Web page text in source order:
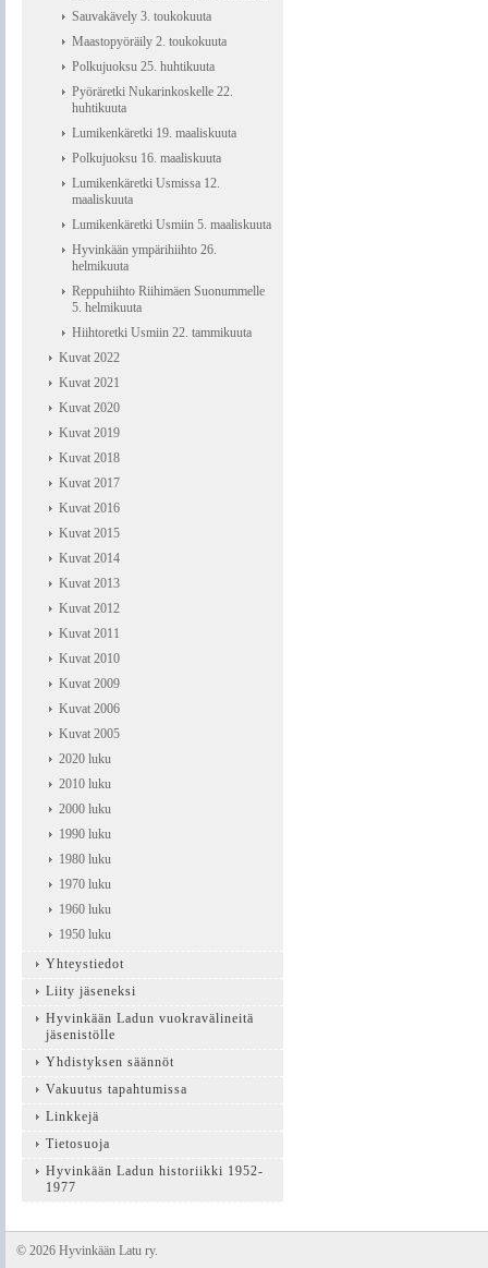
Sauvakävely 3. toukokuuta
Maastopyöräily 2. toukokuuta
Polkujuoksu 25. huhtikuuta
Pyöräretki Nukarinkoskelle 22.
huhtikuuta
Lumikenkäretki 19. maaliskuuta
Polkujuoksu 16. maaliskuuta
Lumikenkäretki Usmissa 12.
maaliskuuta
Lumikenkäretki Usmiin 5. maaliskuuta
Hyvinkään ympärihiihto 26.
helmikuuta
Reppuhiihto Riihimäen Suonummelle
5. helmikuuta
Hiihtoretki Usmiin 22. tammikuuta
Kuvat 2022
Kuvat 2021
Kuvat 2020
Kuvat 2019
Kuvat 2018
Kuvat 2017
Kuvat 2016
Kuvat 2015
Kuvat 2014
Kuvat 2013
Kuvat 2012
Kuvat 2011
Kuvat 2010
Kuvat 2009
Kuvat 2006
Kuvat 2005
2020 luku
2010 luku
2000 luku
1990 luku
1980 luku
1970 luku
1960 luku
1950 luku
Yhteystiedot
Liity jäseneksi
Hyvinkään Ladun vuokravälineitä
jäsenistölle
Yhdistyksen säännöt
Vakuutus tapahtumissa
Linkkejä
Tietosuoja
Hyvinkään Ladun historiikki 1952-
1977
© 2026 Hyvinkään Latu ry.